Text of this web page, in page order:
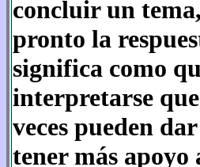
concluir un
pronto la
significa como
interpretarse
veces pueden
tener más apoyo